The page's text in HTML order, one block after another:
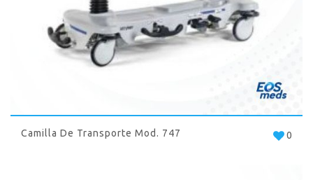
0
Camilla De Transporte Mod. 747